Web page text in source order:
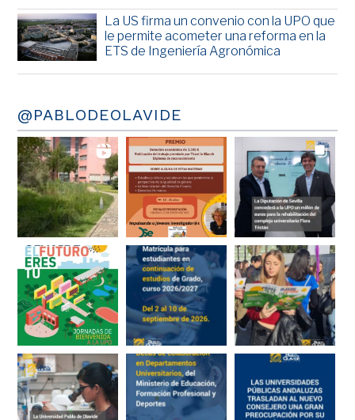
La US firma un convenio con la UPO que
le permite acometer una reforma en la
ETS de Ingeniería Agronómica
@PABLODEOLAVIDE